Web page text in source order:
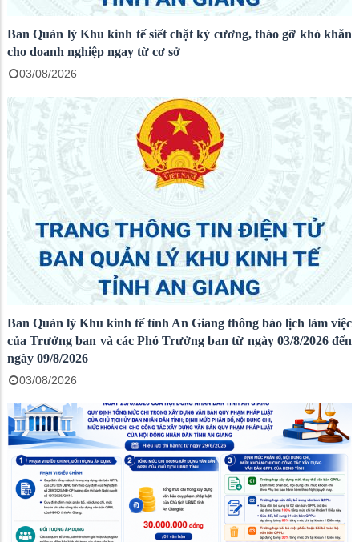
Ban Quản lý Khu kinh tế siết chặt kỷ cương, tháo gỡ khó khăn
cho doanh nghiệp ngay từ cơ sở
03/08/2026
Ban Quản lý Khu kinh tế tỉnh An Giang thông báo lịch làm việc
của Trưởng ban và các Phó Trưởng ban từ ngày 03/8/2026 đến
ngày 09/8/2026
03/08/2026